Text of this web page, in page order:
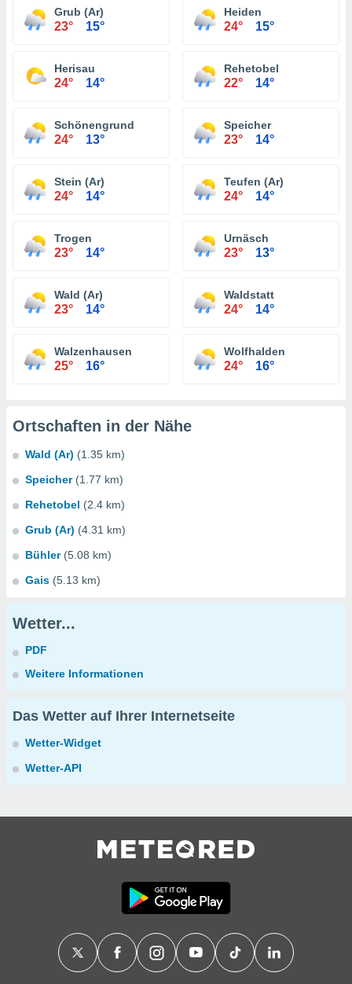
Grub (Ar)
23° 15°
Heiden
24° 15°
Herisau
24° 14°
Rehetobel
22° 14°
Schönengrund
24° 13°
Speicher
23° 14°
Stein (Ar)
24° 14°
Teufen (Ar)
24° 14°
Trogen
23° 14°
Urnäsch
23° 13°
Wald (Ar)
23° 14°
Waldstatt
24° 14°
Walzenhausen
25° 16°
Wolfhalden
24° 16°
Ortschaften in der Nähe
Wald (Ar) (1.35 km)
Speicher (1.77 km)
Rehetobel (2.4 km)
Grub (Ar) (4.31 km)
Bühler (5.08 km)
Gais (5.13 km)
Wetter...
PDF
Weitere Informationen
Das Wetter auf Ihrer Internetseite
Wetter-Widget
Wetter-API